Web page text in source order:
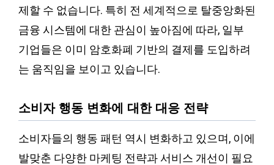
제할 수 없습니다. 특히 전 세계적으로 탈중앙화된
금융 시스템에 대한 관심이 높아짐에 따라, 일부
기업들은 이미 암호화폐 기반의 결제를 도입하려
는 움직임을 보이고 있습니다.
소비자 행동 변화에 대한 대응 전략
소비자들의 행동 패턴 역시 변화하고 있으며, 이에
발맞춘 다양한 마케팅 전략과 서비스 개선이 필요